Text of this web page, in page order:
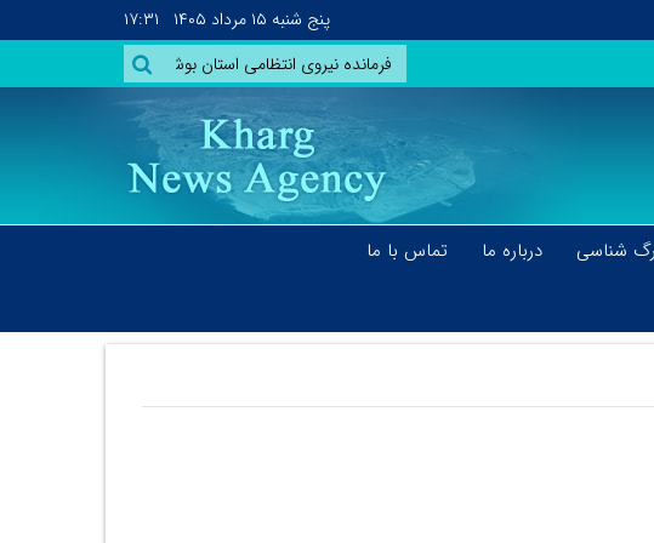
پنج شنبه ۱۵ مرداد ۱۴۰۵ ۱۷:۳۱
شناسی درباره ما
تماس با ما